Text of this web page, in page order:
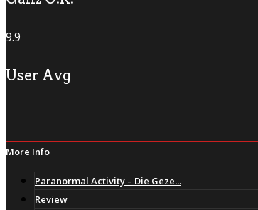
9.9
User Avg
More Info
Paranormal Activity – Die Geze...
Review